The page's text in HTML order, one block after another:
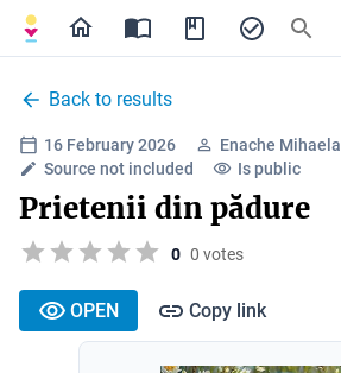
Back to results
16 February 2026
Enache Mihaela
Source not included
Is public
Prietenii din pădure
0 0 votes
OPEN Copy link